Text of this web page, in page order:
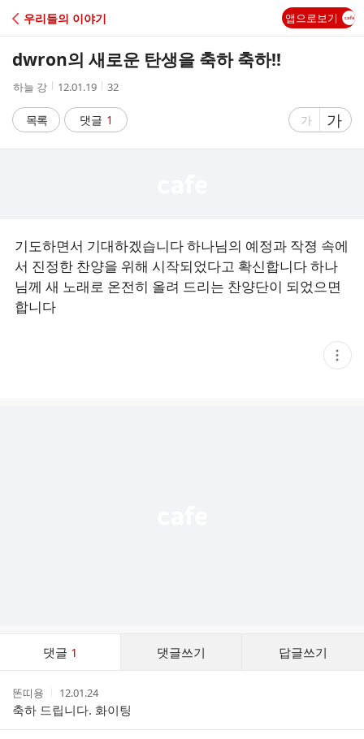
C
A
우리들의 이야기 앱으로보기
dwron의 새로운 탄생을 축하 축하!!
작
자
하늘 강
작
시
간
12.01.19
조
수
32
목록 댓글 1
글
게
가
글
자
게
가
기도하면서 기대하겠습니다 하나님의 예정과 작졍 속에
서 진정한 찬양을 위해 시작되었다고 확신합니다 하나
님께 새 노래로 온전히 올려 드리는 찬양단이 되었으면
합니다
현
재
댓글 1 댓글쓰기 답글쓰기
스
작
성
자
똔띠용
작
성
시
간
12.01.24
축하 드립니다. 화이팅